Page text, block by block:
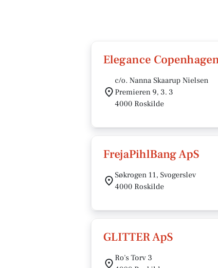
Elegance
c/o. Nanna Skaarup Nielsen
Premieren 9, 3. 3
4000 Roskilde
FrejaPihlBang ApS
Søkrogen 11, Svogerslev
4000 Roskilde
GLITTER ApS
Ro's Torv 3